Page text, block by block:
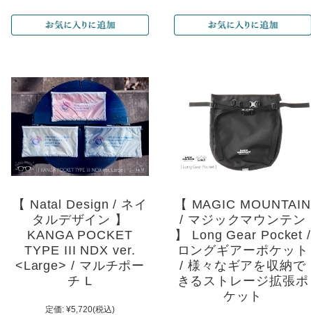
【 Natal Design / ネイ
タルデザイン 】
KANGA POCKET
TYPE III NDX ver.
<Large> / マルチポー
チ L
定価: ¥5,720(税込)
【 MAGIC MOUNTAIN
/ マジックマウンテン
】 Long Gear Pocket /
ロングギアーポケット
/ 様々なギアを収納で
きるストレージ拡張ポ
ケット